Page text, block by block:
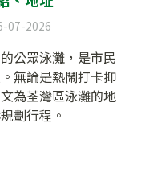
07-2026
公眾泳灘，是市民
無論是熱鬧打卡抑
為荃灣區泳灘的地
劃行程。